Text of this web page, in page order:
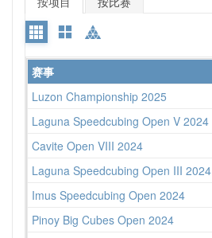
赛事
Luzon Championship 2025
Laguna Speedcubing Open V 2024
Cavite Open VIII 2024
Laguna Speedcubing Open III 2024
Imus Speedcubing Open 2024
Pinoy Big Cubes Open 2024